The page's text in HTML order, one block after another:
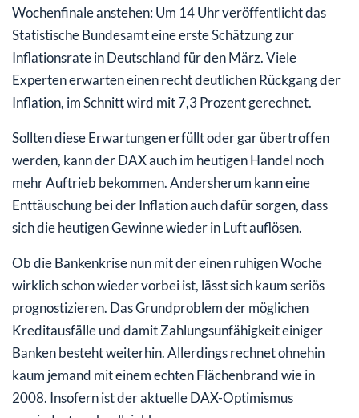
Wochenfinale anstehen: Um 14 Uhr veröffentlicht das
Statistische Bundesamt eine erste Schätzung zur
Inflationsrate in Deutschland für den März. Viele
Experten erwarten einen recht deutlichen Rückgang der
Inflation, im Schnitt wird mit 7,3 Prozent gerechnet.
Sollten diese Erwartungen erfüllt oder gar übertroffen
werden, kann der DAX auch im heutigen Handel noch
mehr Auftrieb bekommen. Andersherum kann eine
Enttäuschung bei der Inflation auch dafür sorgen, dass
sich die heutigen Gewinne wieder in Luft auflösen.
Ob die Bankenkrise nun mit der einen ruhigen Woche
wirklich schon wieder vorbei ist, lässt sich kaum seriös
prognostizieren. Das Grundproblem der möglichen
Kreditausfälle und damit Zahlungsunfähigkeit einiger
Banken besteht weiterhin. Allerdings rechnet ohnehin
kaum jemand mit einem echten Flächenbrand wie in
2008. Insofern ist der aktuelle DAX-Optimismus